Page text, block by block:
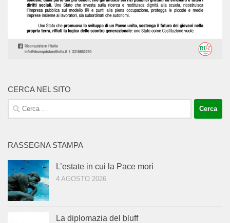
CERCA NEL SITO
Ricerca
per:
RASSEGNA STAMPA
L’estate in cui la Pace morì
4 AGOSTO 2026
La diplomazia del bluff